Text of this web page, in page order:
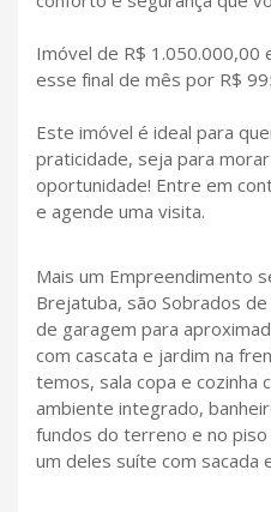
Imóvel de R$ 1.050.000,00
esse final de mês por R$
Este imóvel é ideal para
praticidade, seja para
oportunidade! Entre em
e agende uma visita.
Mais um Empreendimento
Brejatuba, são Sobrados
de garagem para
com cascata e jardim na
temos, sala copa e cozinha
ambiente integrado,
fundos do terreno e no
um deles suíte com sacada